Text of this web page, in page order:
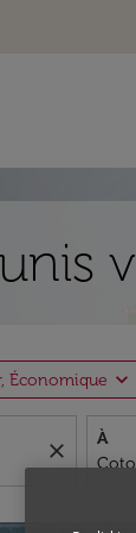
Économique expand_more
close
À